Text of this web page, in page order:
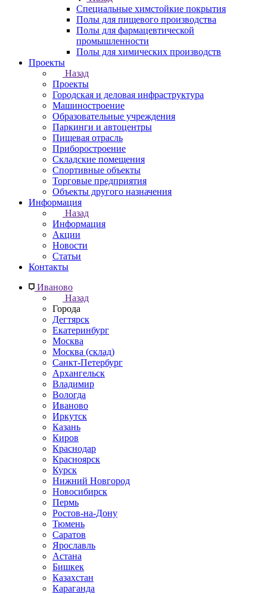
Специальные химстойкие покрытия
Полы для пищевого производства
Полы для фармацевтической
промышленности
Полы для химических производств
Проекты
Назад
Проекты
Городская и деловая инфраструктура
Машиностроение
Образовательные учреждения
Паркинги и автоцентры
Пищевая отрасль
Приборостроение
Складские помещения
Спортивные объекты
Торговые предприятия
Объекты другого назначения
Информация
Назад
Информация
Акции
Новости
Статьи
Контакты
Иваново
Назад
Города
Дегтярск
Екатеринбург
Москва
Москва (склад)
Санкт-Петербург
Архангельск
Владимир
Вологда
Иваново
Иркутск
Казань
Киров
Краснодар
Красноярск
Курск
Нижний Новгород
Новосибирск
Пермь
Ростов-на-Дону
Тюмень
Саратов
Ярославль
Астана
Бишкек
Казахстан
Караганда